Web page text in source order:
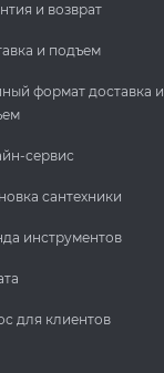
и возврат
и подъем
формат доставка и
сервис
сантехники
инструментов
для клиентов